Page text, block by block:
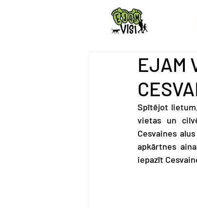
EJAM
Spītējot
vietas un
Cesvaines
apkārtnes
iepazīt